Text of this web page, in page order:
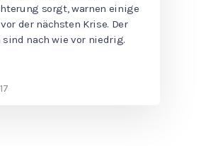
sorgt, warnen einige
der nächsten Krise. Der
sind nach wie vor niedrig.